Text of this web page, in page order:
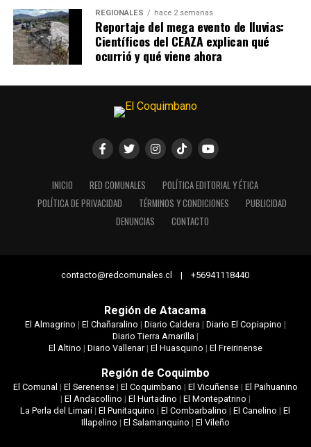
REGIONALES hace 2 semanas
Reportaje del mega evento de lluvias:
Científicos del CEAZA explican qué
ocurrió y qué viene ahora
INICIO RED COMUNALES
POLÍTICA EDITORIAL Y ÉTICA
POLÍTICA DE PRIVACIDAD
TÉRMINOS Y CONDICIONES
PUBLICIDAD
DENUNCIAS
CONTACTO
contacto@redcomunales.cl | +56941118440
Región de Atacama
El Almagrino | El Chañaralino | Diario Caldera| Diario El Copiapino |
Diario Tierra Amarilla|
El Altino | Diario Vallenar| El Huasquino | El Freirinense
Región de Coquimbo
El Comunal | El Serenense| El Coquimbano | El Vicuñense| El Paihuanino
| El Andacollino | El Hurtadino | El Montepatrino |
La Perla del Limarí|El Punitaquino |El Combarbalino |El Canelino |El
Illapelino | El Salamanquino | El Vileño